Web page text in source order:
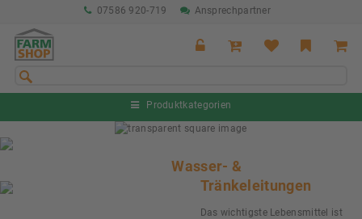
07586 920-719 Ansprechpartner
Produktkategorien
04.07. - 16.08.2026Wasser- &
Tränkeleitungen
Das wichtigste Lebensmittel ist